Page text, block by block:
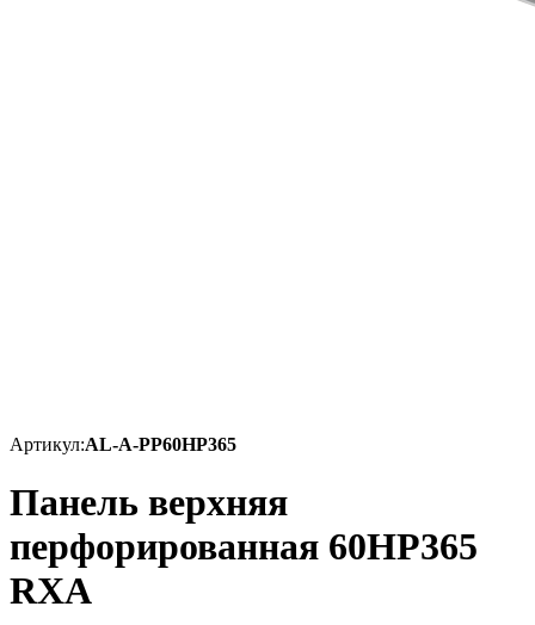
Артикул:AL-A-PP60HP365
Панель верхняя
перфорированная 60HP365
RXA